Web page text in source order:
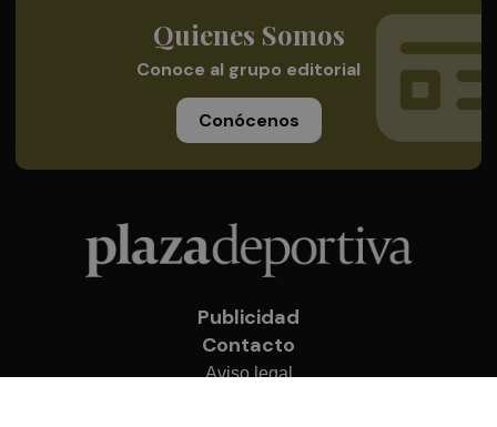
Quienes Somos
Conoce al grupo editorial
Conócenos
Publicidad
Contacto
Aviso legal